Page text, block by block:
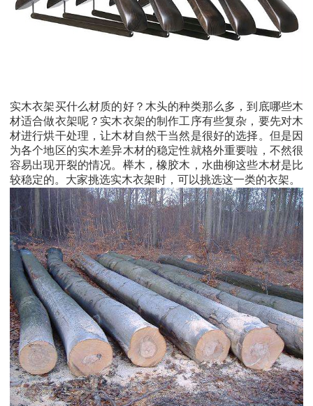
实木衣架买什么材质的好？木头的种类那么多，到底哪些木
材适合做衣架呢？实木衣架的制作工序有些复杂，要先对木
材进行烘干处理，让木材自然干当然是很好的选择。但是因
为各个地区的实木差异木材的稳定性就格外重要啦，不然很
容易出现开裂的情况。榉木，橡胶木，水曲柳这些木材是比
较稳定的。大家挑选实木衣架时，可以挑选这一类的衣架。